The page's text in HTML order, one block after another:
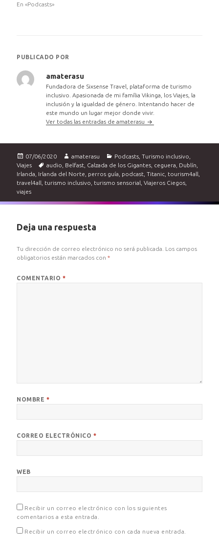
En «Podcasts»
PUBLICADO POR
amaterasu
Fundadora de Sixsense Travel, plataforma de turismo
inclusivo. Apasionada de mi família Vikinga, los Viajes, la
inclusión y la igualdad de género. Intentando hacer de
este mundo un lugar mejor donde vivir.
Ver todas las entradas de amaterasu
Publicado
el
07/06/2020 Autor
amaterasu Categorías
Podcasts ,Turismo inclusivo
Viajes
Etiquetas
audio Belfast Calzada de los Gigantes ceguera Dublín
Irlanda
Irlanda del Norte perros guía podcast ,Titanic tourism4all
travel4all
turismo inclusivo turismo sensorial ,Viajeros Ciegos
viajes
Deja una respuesta
Tu dirección de correo electrónico no será publicada.
Los campos
obligatorios están marcados con*
COMENTARIO *
NOMBRE *
CORREO ELECTRÓNICO *
WEB
Recibir un correo electrónico con los siguientes
comentarios a esta entrada.
Recibir un correo electrónico con cada nueva entrada.